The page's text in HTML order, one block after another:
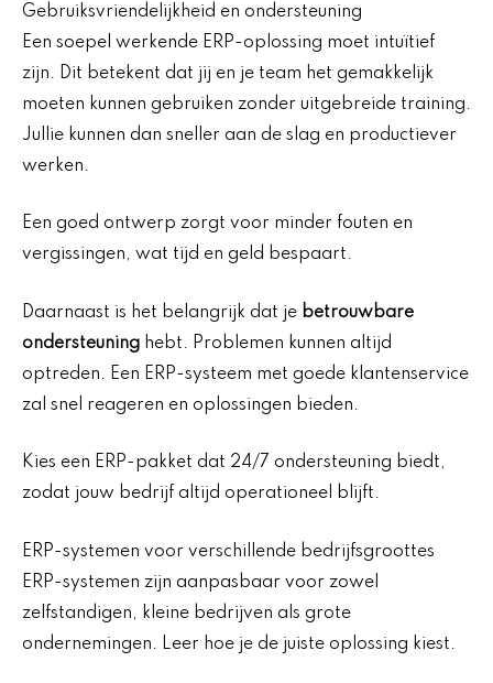
Gebruiksvriendelijkheid en ondersteuning
Een soepel werkende ERP-oplossing moet intuïtief
zijn. Dit betekent dat jij en je team het gemakkelijk
moeten kunnen gebruiken zonder uitgebreide training.
Jullie kunnen dan sneller aan de slag en productiever
werken.
Een goed ontwerp zorgt voor minder fouten en
vergissingen, wat tijd en geld bespaart.
Daarnaast is het belangrijk dat je betrouwbare
ondersteuning hebt. Problemen kunnen altijd
optreden. Een ERP-systeem met goede klantenservice
zal snel reageren en oplossingen bieden.
Kies een ERP-pakket dat 24/7 ondersteuning biedt,
zodat jouw bedrijf altijd operationeel blijft.
ERP-systemen voor verschillende bedrijfsgroottes
ERP-systemen zijn aanpasbaar voor zowel
zelfstandigen, kleine bedrijven als grote
ondernemingen. Leer hoe je de juiste oplossing kiest.